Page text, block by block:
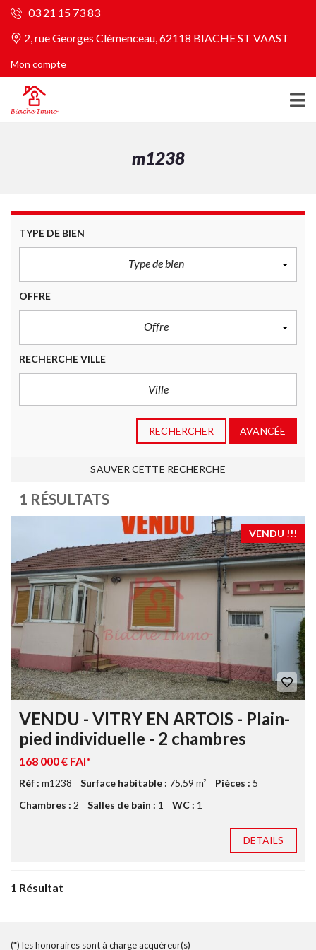
03 21 15 73 83
2, rue Georges Clémenceau, 62118 BIACHE ST VAAST
Mon compte
m1238
TYPE DE BIEN
Type de bien
OFFRE
Offre
RECHERCHE VILLE
RECHERCHER AVANCÉE
SAUVER CETTE RECHERCHE
1 RÉSULTATS
VENDU !!!
VENDU - VITRY EN ARTOIS - Plain-
pied individuelle - 2 chambres
168 000 € FAI*
Réf : m1238 Surface habitable : 75,59 m² Pièces : 5
Chambres : 2 Salles de bain : 1 WC : 1
DETAILS
1 Résultat
(*) les honoraires sont à charge acquéreur(s)